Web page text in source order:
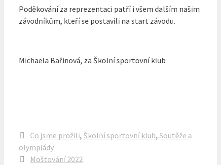
Poděkování za reprezentaci patří i všem dalším našim
závodníkům, kteří se postavili na start závodu.
Michaela Bařinová, za Školní sportovní klub
Rubriky
Co jsme prožili, Školní sportovní klub, Soutěže a
olympiády
Moštování 2022